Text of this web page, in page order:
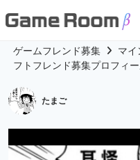
ゲームフレンド募集 マイ
フトフレンド募集プロフィ
たまご